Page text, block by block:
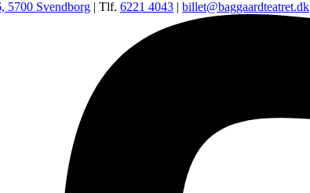
5700 Svendborg | Tlf. 6221 4043 | billet@baggaardteatret.dk